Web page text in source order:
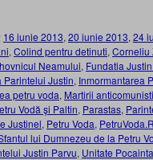
16 iunie 2013, 20 iunie 2013, 24
, Colind pentru detinuti, Corneliu
Neamului, Fundatia
Parintelui Justin, Inmormantarea
petru voda, Martirii anticomunisti
Vodă şi Paltin, Parastas,
Justinel, Petru Voda,
lui Dumnezeu de la Petru
Justin Parvu, Unitate